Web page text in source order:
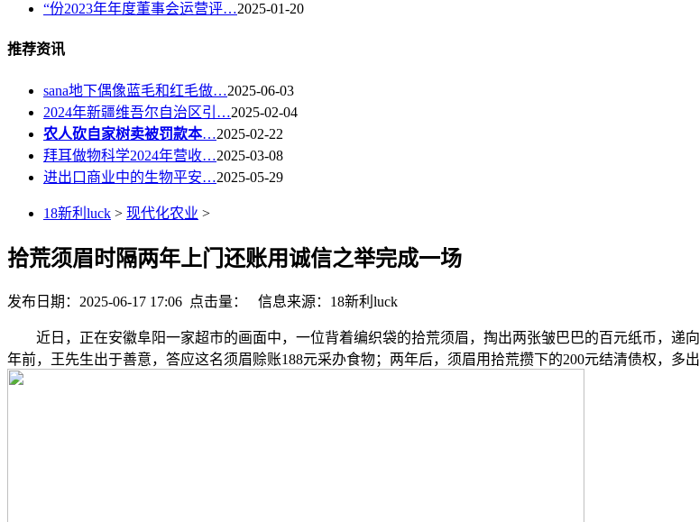
“份2023年年度董事会运营评…2025-01-20
推荐资讯
sana地下偶像蓝毛和红毛做…2025-06-03
2024年新疆维吾尔自治区引…2025-02-04
农人砍自家树卖被罚款本…2025-02-22
拜耳做物科学2024年营收…2025-03-08
进出口商业中的生物平安…2025-05-29
18新利luck > 现代化农业 >
拾荒须眉时隔两年上门还账用诚信之举完成一场
发布日期：2025-06-17 17:06 点击量： 信息来源：18新利luck
近日，正在安徽阜阳一家超市的画面中，一位背着编织袋的拾荒须眉，掏出两张皱巴巴的百元纸币，递
年前，王先生出于善意，答应这名须眉赊账188元采办食物；两年后，须眉用拾荒攒下的200元结清债权，多